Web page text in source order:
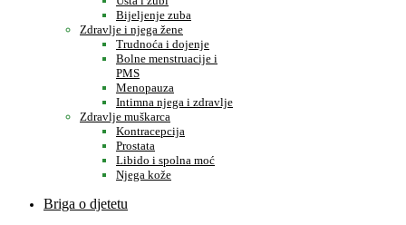
Bijeljenje zuba
Zdravlje i njega žene
Trudnoća i dojenje
Bolne menstruacije i
PMS
Menopauza
Intimna njega i zdravlje
Zdravlje muškarca
Kontracepcija
Prostata
Libido i spolna moć
Njega kože
Briga o djetetu